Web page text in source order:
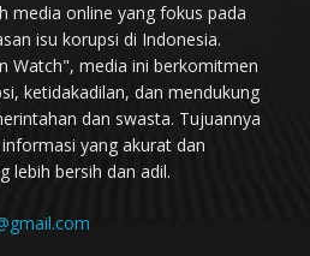
media online yang fokus pada
isu korupsi di Indonesia.
Watch", media ini berkomitmen
ketidakadilan, dan mendukung
dan swasta. Tujuannya
yang akurat dan
lebih bersih dan adil.